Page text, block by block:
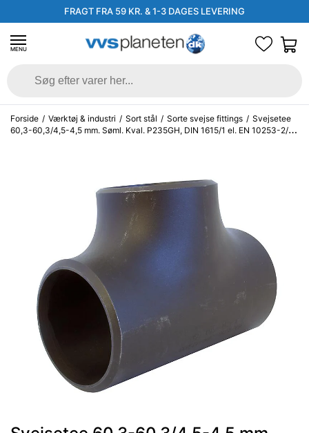
FRAGT FRA 59 KR. & 1-3 DAGES LEVERING
MENU
Forside / Værktøj & industri / Sort stål / Sorte svejse fittings / Svejsetee
60,3-60,3/4,5-4,5 mm. Søml. Kval. P235GH, DIN 1615/1 el. EN 10253-2/A i